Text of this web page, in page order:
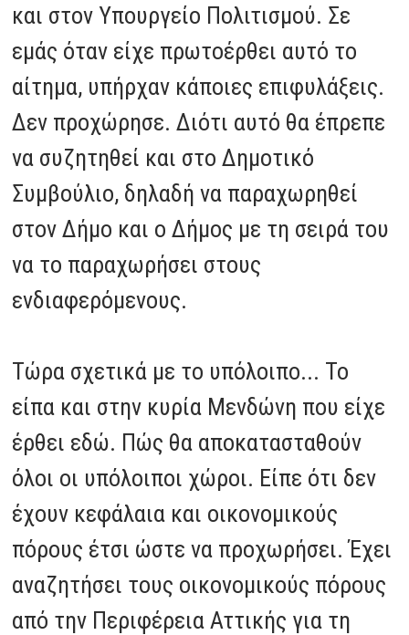
και στον Υπουργείο Πολιτισμού. Σε
εμάς όταν είχε πρωτοέρθει αυτό το
αίτημα, υπήρχαν κάποιες επιφυλάξεις.
Δεν προχώρησε. Διότι αυτό θα έπρεπε
να συζητηθεί και στο Δημοτικό
Συμβούλιο, δηλαδή να παραχωρηθεί
στον Δήμο και ο Δήμος με τη σειρά του
να το παραχωρήσει στους
ενδιαφερόμενους.
Τώρα σχετικά με το υπόλοιπο... Το
είπα και στην κυρία Μενδώνη που είχε
έρθει εδώ. Πώς θα αποκατασταθούν
όλοι οι υπόλοιποι χώροι. Είπε ότι δεν
έχουν κεφάλαια και οικονομικούς
πόρους έτσι ώστε να προχωρήσει. Έχει
αναζητήσει τους οικονομικούς πόρους
από την Περιφέρεια Αττικής για τη